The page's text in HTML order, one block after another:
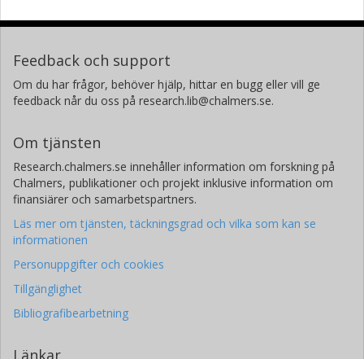
Feedback och support
Om du har frågor, behöver hjälp, hittar en bugg eller vill ge
feedback når du oss på research.lib@chalmers.se.
Om tjänsten
Research.chalmers.se innehåller information om forskning på
Chalmers, publikationer och projekt inklusive information om
finansiärer och samarbetspartners.
Läs mer om tjänsten, täckningsgrad och vilka som kan se
informationen
Personuppgifter och cookies
Tillgänglighet
Bibliografibearbetning
Länkar